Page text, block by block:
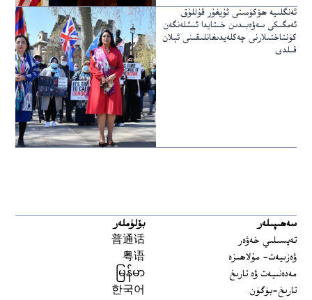
ئەنگلىيە ھۆكۈمىتى ئۇيغۇر قۇللۇق
ئەمگىكى سەۋەبىدىن خىتايدا ئىشلەنگەن
كۈنتاختىلارنى چەكلەيدىغانلىقىنى ئېلان
قىلدى
سەھىپىلەر
تەپسىلىي خەۋەر
ۋەزىيەت- مۇلاھىزە
مەدەنىيەت ۋە تارىخ
تارىخ-بۈگۈن
بۆلۈملەر
普通话
粤语
မြန်မာ
한국어